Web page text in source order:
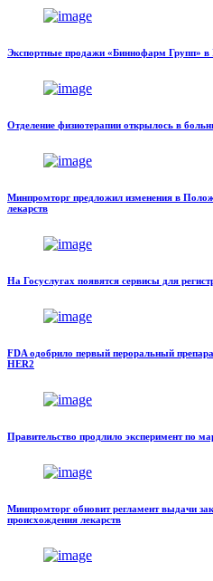
Экспортные продажи «Биннофарм Групп» в
Отделение физиотерапии открылось в
Минпромторг предложил изменения в
лекарств
На Госуслугах появятся сервисы для
FDA одобрило первый пероральный
HER2
Правительство продлило эксперимент по
Минпромторг обновит регламент выдачи
происхождения лекарств